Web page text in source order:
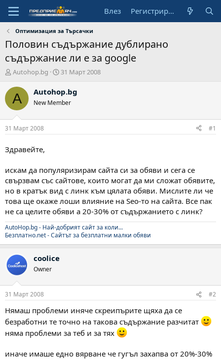
Влез Регистрирай се
Оптимизация за Търсачки
Половин съдържание дублирано
съдържание ли е за google
А
т
о
Autohop.bg
Н
ч
а
л
д
31 Март 2008
A Autohop.bg
New Member
31 Март 2008 #1
Здравейте,
искам да популяризирам сайта си за обяви и сега се
свързвам със сайтове, които могат да ми сложат обявите,
но в кратък вид с линк към цялата обяви. Мислите ли че
това ще окаже лоши влияние на Seo-то на сайта. Все пак
не са целите обяви а 20-30% от съдържанието с линк?
AutoHop.bg - Най-добрият сайт за коли...
Безплатно.net - Сайтът за безплатни малки обяви
coolice
Owner
31 Март 2008 #2
Нямаш проблеми иняче скреипърите щяха да се
безработни те точно на такова съдържание разчитат
няма проблеми за теб и за тях
иначе имаше едно вярване че гугъл захапва от 20%-30%